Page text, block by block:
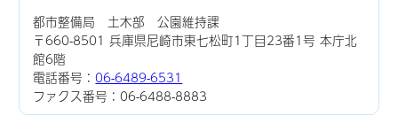
都市整備局 土木部 公園維持課
〒660-8501 兵庫県尼崎市東七松町1丁目23番1号 本庁北
館6階
電話番号：06-6489-6531
ファクス番号：06-6488-8883